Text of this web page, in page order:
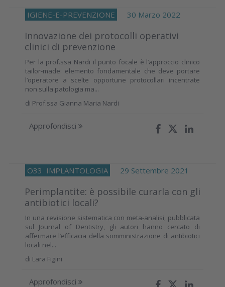
IGIENE-E-PREVENZIONE 30 Marzo 2022
Innovazione dei protocolli operativi
clinici di prevenzione
Per la prof.ssa Nardi il punto focale è l’approccio clinico
tailor-made: elemento fondamentale che deve portare
l’operatore a scelte opportune protocollari incentrate
non sulla patologia ma...
di Prof.ssa Gianna Maria Nardi
Approfondisci
O33 IMPLANTOLOGIA 29 Settembre 2021
Perimplantite: è possibile curarla con gli
antibiotici locali?
In una revisione sistematica con meta-analisi, pubblicata
sul Journal of Dentistry, gli autori hanno cercato di
affermare l’efficacia della somministrazione di antibiotici
locali nel...
di Lara Figini
Approfondisci